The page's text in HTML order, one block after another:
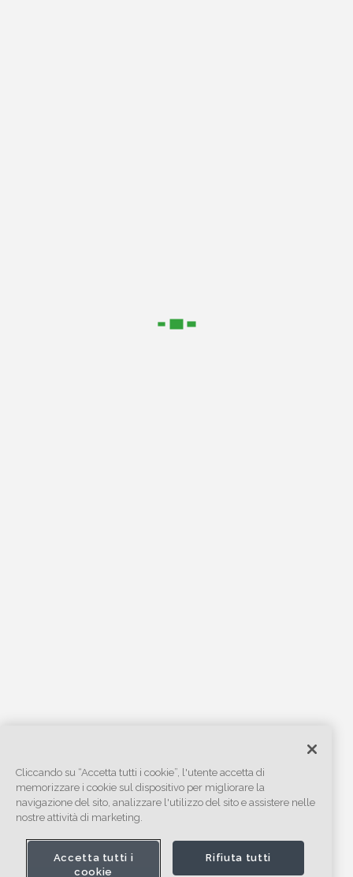
Cliccando su “Accetta tutti i cookie”, l'utente accetta di
memorizzare i cookie sul dispositivo per migliorare la
navigazione del sito, analizzare l'utilizzo del sito e assistere nelle
nostre attività di marketing.
Accetta tutti i
cookie
Rifiuta tutti